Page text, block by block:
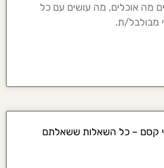
מה אוכלים, מה עושים עם כל
מבולבל/ת.
קסם – כל השאלות ששאלתם